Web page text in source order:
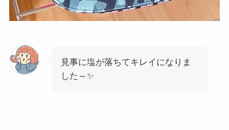
見事に塩が落ちてキレイになりま
した～✨️